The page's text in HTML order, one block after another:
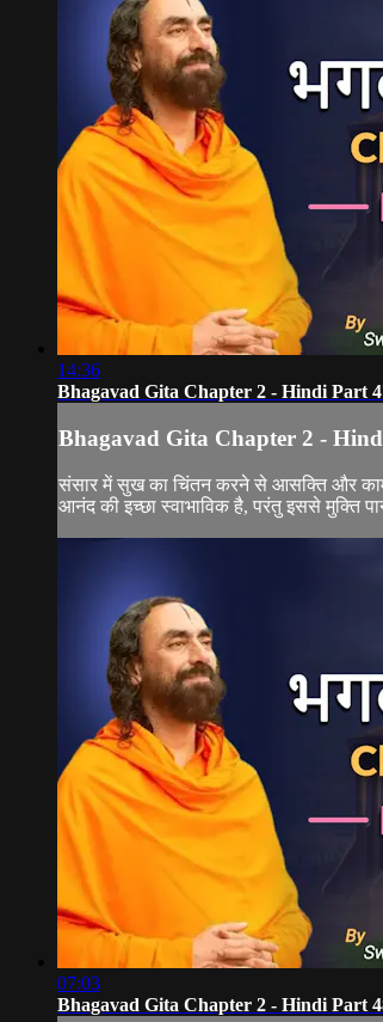
14:36
Bhagavad Gita Chapter 2 - Hindi Part
Bhagavad Gita Chapter 2 -
संसार में सुख का चिंतन करने से आसक्ति और
आनंद की इच्छा स्वाभाविक है, परंतु इससे मुक्ति
07:03
Bhagavad Gita Chapter 2 - Hindi Part